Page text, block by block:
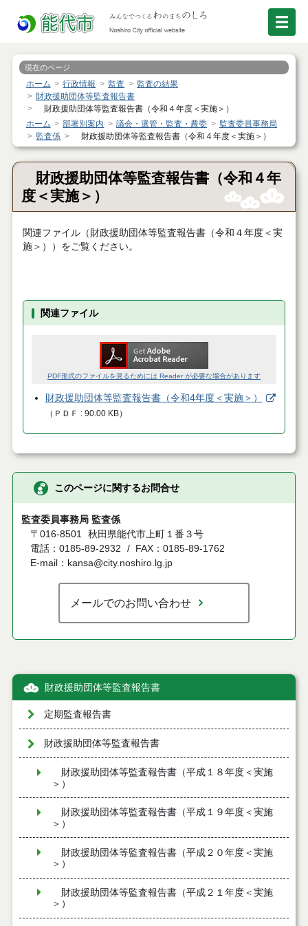
現在のページ
ホーム 行政情報 監査
監査の結果
財政援助団体等監査報告書
財政援助団体等監査報告書（令和４年度＜実施＞）
ホーム
部署別案内 議会・選管・監査・農委
監査委員事務局
監査係
財政援助団体等監査報告書（令和４年度＜実施＞）
財政援助団体等監査報告書（令和４年
度＜実施＞）
関連ファイル（財政援助団体等監査報告書（令和４年度＜実
施＞））をご覧ください。
関連ファイル
PDF形式のファイルを見るためには Reader が必要な場合があります
財政援助団体等監査報告書（令和4年度＜実施＞）
（ ＰＤＦ 90.00 KB）
このページに関するお問合せ
監査委員事務局 監査係
〒016-8501
秋田県能代市上町１番３号
電話：0185-89-2932
FAX：0185-89-1762
E-mail：kansa@city.noshiro.lg.jp
メールでのお問い合わせ
財政援助団体等監査報告書
定期監査報告書
財政援助団体等監査報告書
財政援助団体等監査報告書（平成１８年度＜実施
＞）
財政援助団体等監査報告書（平成１９年度＜実施
＞）
財政援助団体等監査報告書（平成２０年度＜実施
＞）
財政援助団体等監査報告書（平成２１年度＜実施
＞）